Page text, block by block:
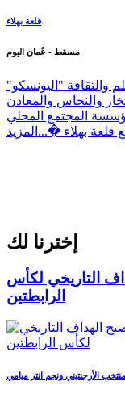
قلعة بهلاء
مسقط - عُمان اليوم
والثقافة "اليونسكو"
والنحاس والمعادن
المجتمع المحلي
قلعة بهلاء �... المزيد
إخترنا لك
التاريخي لكأس
الرابطتين
الأرجنتيني ونجم انتر ميامي